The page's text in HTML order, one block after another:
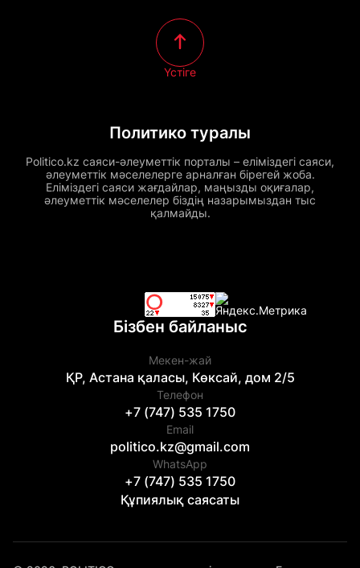
Политико туралы
Politico.kz саяси-әлеуметтік порталы – еліміздегі саяси,
әлеуметтік мәселелерге арналған бірегей жоба.
Еліміздегі саяси жағдайлар, маңызды оқиғалар,
әлеуметтік мәселелер біздің назарымыздан тыс
қалмайды.
Үстіге
Бізбен байланыс
Мекен-жай
ҚР, Астана қаласы, Көксай, дом 2/5
Телефон
+7 (747) 535 1750
Email
politico.kz@gmail.com
WhatsApp
+7 (747) 535 1750
Құпиялық саясаты